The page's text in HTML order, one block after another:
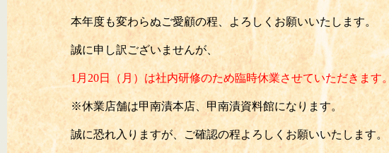
本年度も変わらぬご愛顧の程、よろしくお願いいたします。
誠に申し訳ございませんが、
1月20日（月）は社内研修のため臨時休業させていただきます。
※休業店舗は甲南漬本店、甲南漬資料館になります。
誠に恐れ入りますが、ご確認の程よろしくお願いいたします。